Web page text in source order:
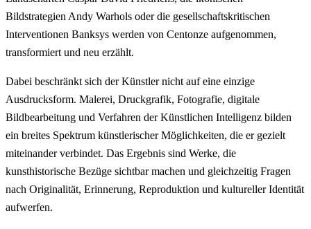
Bildstrategien Andy Warhols oder die gesellschaftskritischen
Interventionen Banksys werden von Centonze aufgenommen,
transformiert und neu erzählt.
Dabei beschränkt sich der Künstler nicht auf eine einzige
Ausdrucksform. Malerei, Druckgrafik, Fotografie, digitale
Bildbearbeitung und Verfahren der Künstlichen Intelligenz bilden
ein breites Spektrum künstlerischer Möglichkeiten, die er gezielt
miteinander verbindet. Das Ergebnis sind Werke, die
kunsthistorische Bezüge sichtbar machen und gleichzeitig Fragen
nach Originalität, Erinnerung, Reproduktion und kultureller Identität
aufwerfen.